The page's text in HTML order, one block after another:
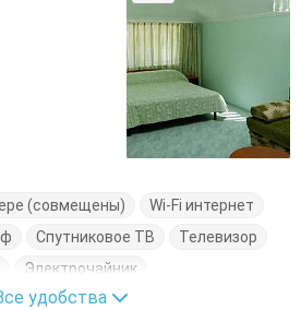
(совмещены)
Wi-Fi интернет
Спутниковое ТВ
Телевизор
Электрочайник
столик
удобства